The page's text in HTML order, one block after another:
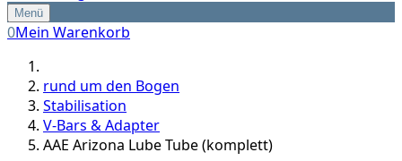
Menü
0Mein Warenkorb
rund um den Bogen
Stabilisation
V-Bars & Adapter
AAE Arizona Lube Tube (komplett)